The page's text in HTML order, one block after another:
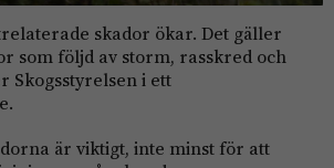
skador ökar. Det gäller
som följd av storm, rasskred och
Skogsstyrelsen i ett
är viktigt, inte minst för att